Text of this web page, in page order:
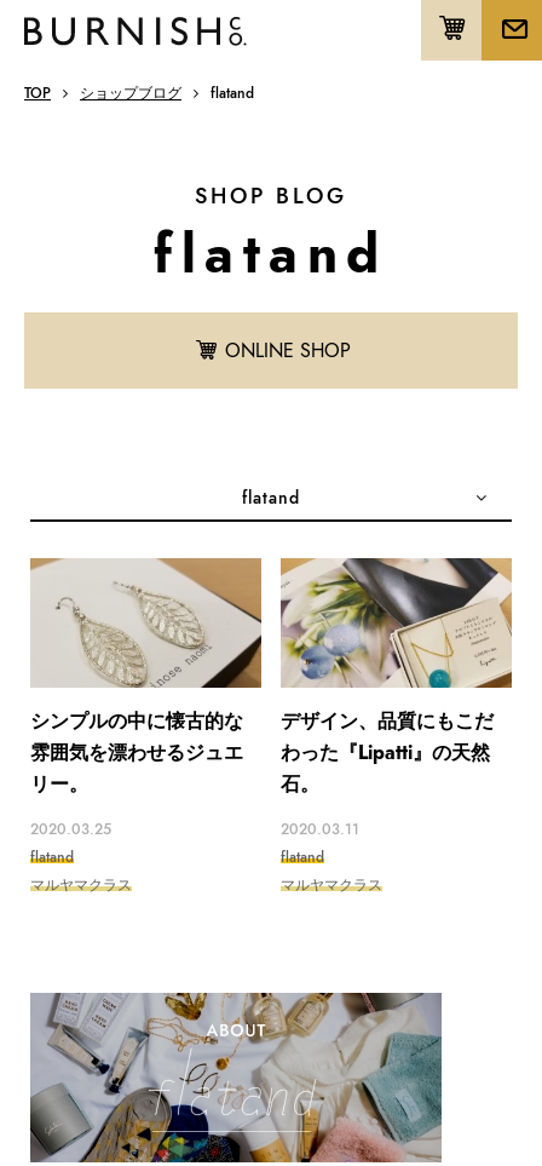
TOP ショップブログ flatand
SHOP BLOG
flatand
ONLINE SHOP
flatand
シンプルの中に懐古的な
雰囲気を漂わせるジュエ
リー。
2020.03.25
flatand
マルヤマクラス
デザイン、品質にもこだ
わった『Lipatti』の天然
石。
2020.03.11
flatand
マルヤマクラス